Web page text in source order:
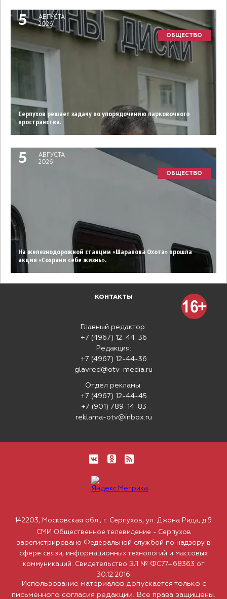
5
АВГУСТА
2026
ОБЩЕСТВО
Серпухов решает задачу по упорядочению парковочного
пространства.
5
АВГУСТА
2026
ОБЩЕСТВО
На железнодорожной станции «Шарапова Охота» прошла
акция «Сохрани себе жизнь».
КОНТАКТЫ
Главный редактор:
+7 (4967) 12-44-36
Редакция:
+7 (4967) 12-44-36
glavred@otv-media.ru
Отдел рекламы:
+7 (4967) 12-44-45
+7 (901) 789-14-83
reklama-otv@inbox.ru
Использование материалов допускается только с
письменного согласия редакции. Все права защищены.
142203, Московская обл., г. Серпухов, ул. Джона Рида, д.5
СМИ Общественное телевидение - Серпухов
зарегистрировано Федеральной службой по надзору в
сфере связи, информационных технологий и массовых
коммуникаций. Свидетельство ЭЛ № ФС77–68363 от
30.12.2016